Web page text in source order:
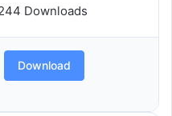
Downloads
Download